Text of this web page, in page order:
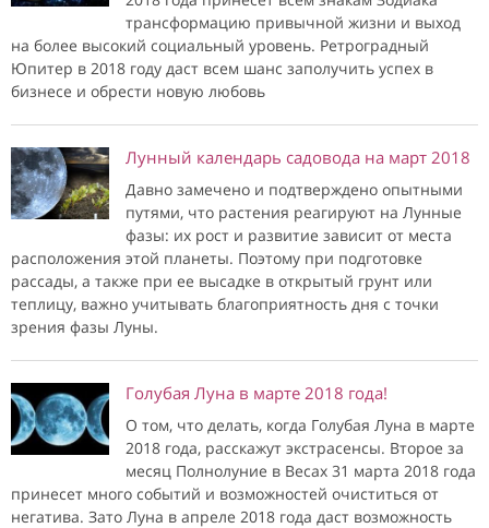
трансформацию привычной жизни и выход
на более высокий социальный уровень. Ретроградный
Юпитер в 2018 году даст всем шанс заполучить успех в
бизнесе и обрести новую любовь
Лунный календарь садовода на март 2018
Давно замечено и подтверждено опытными
путями, что растения реагируют на Лунные
фазы: их рост и развитие зависит от места
расположения этой планеты. Поэтому при подготовке
рассады, а также при ее высадке в открытый грунт или
теплицу, важно учитывать благоприятность дня с точки
зрения фазы Луны.
Голубая Луна в марте 2018 года!
О том, что делать, когда Голубая Луна в марте
2018 года, расскажут экстрасенсы. Второе за
месяц Полнолуние в Весах 31 марта 2018 года
принесет много событий и возможностей очиститься от
негатива. Зато Луна в апреле 2018 года даст возможность